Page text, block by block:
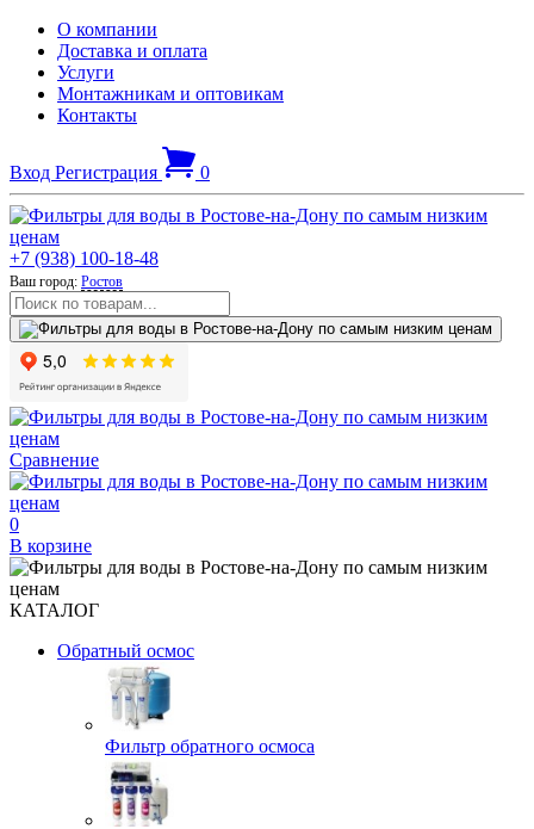
О компании
Доставка и оплата
Услуги
Монтажникам и оптовикам
Контакты
Вход Регистрация 0
+7 (938) 100-18-48
Ваш город: Ростов
Сравнение
0
В корзине
КАТАЛОГ
Обратный осмос
Фильтр обратного осмоса